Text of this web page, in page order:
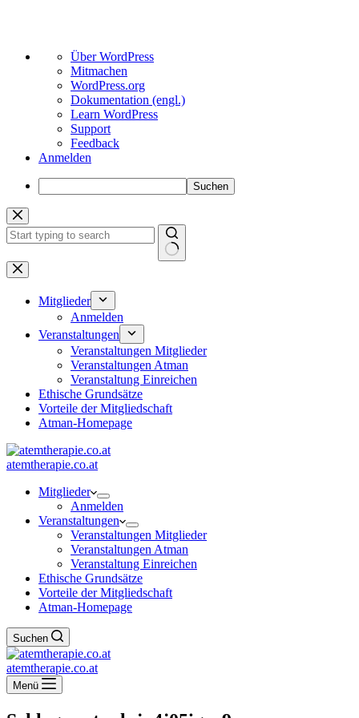
Über
WordPress
Über WordPress
Mitmachen
WordPress.org
Dokumentation (engl.)
Learn WordPress
Support
Feedback
Anmelden
Suchen
Zum
Inhalt
springen
Keine
Ergebnisse
Mitglieder
Anmelden
Veranstaltungen
Veranstaltungen Mitglieder
Veranstaltungen Atman
Veranstaltung Einreichen
Ethische Grundsätze
Vorteile der Mitgliedschaft
Atman-Homepage
atemtherapie.co.at
Mitglieder
Anmelden
Veranstaltungen
Veranstaltungen Mitglieder
Veranstaltungen Atman
Veranstaltung Einreichen
Ethische Grundsätze
Vorteile der Mitgliedschaft
Atman-Homepage
Suchen
atemtherapie.co.at
Menü